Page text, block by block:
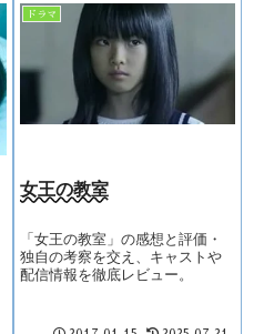
ドラマ
女王の教室
「女王の教室」の感想と評価・
独自の考察を交え、キャストや
配信情報を徹底レビュー。